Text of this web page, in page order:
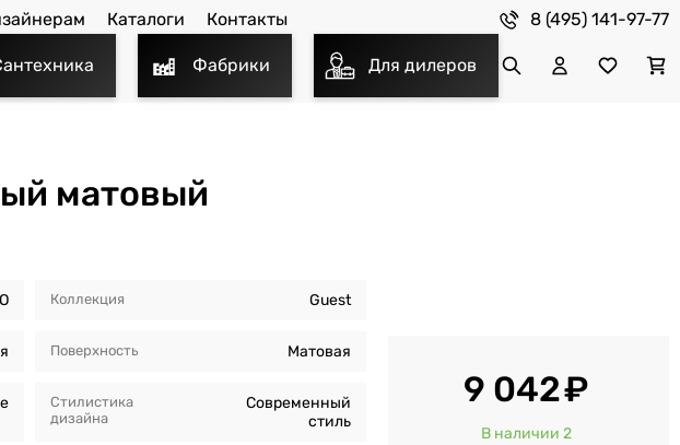
Каталоги Контакты 8 (495) 141-97-77
Фабрики Для дилеров
матовый
Коллекция Guest
Поверхность Матовая
Стилистика
дизайна
Современный
стиль
9 042
В наличии 2